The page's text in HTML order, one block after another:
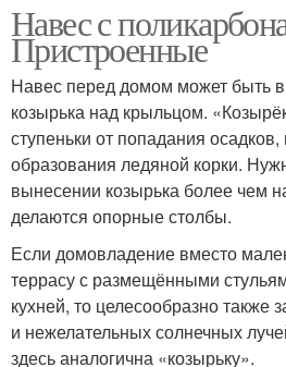
Навес с
Пристроенные
Навес перед домом может быть
козырька над крыльцом.
ступеньки от попадания
образования ледяной корки.
вынесении козырька более чем
делаются опорные столбы.
Если домовладение вместо
террасу с размещёнными
кухней, то целесообразно также
и нежелательных солнечных
здесь аналогична «козырьку».